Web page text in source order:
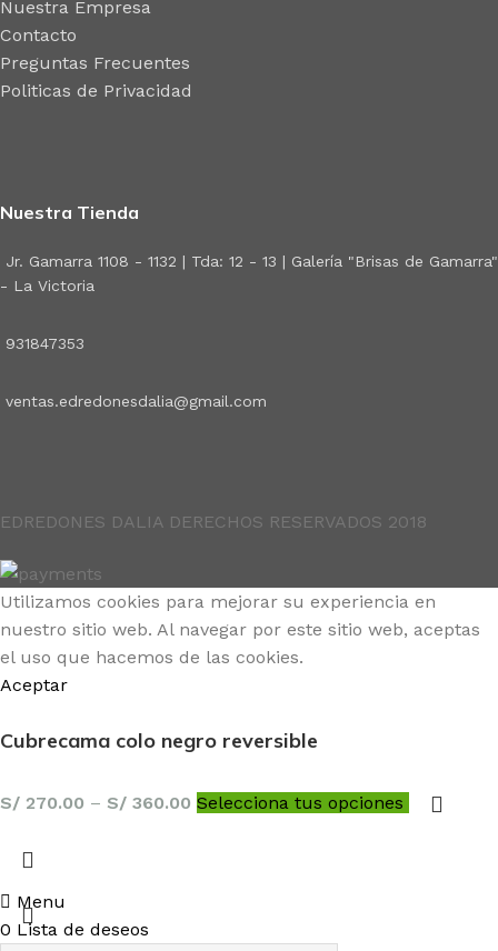
Nuestra Empresa
Contacto
Preguntas Frecuentes
Politicas de Privacidad
Nuestra Tienda
Jr. Gamarra 1108 - 1132 | Tda: 12 - 13 | Galería "Brisas de Gamarra"
- La Victoria
931847353
ventas.edredonesdalia@gmail.com
EDREDONES DALIA DERECHOS RESERVADOS 2018
Utilizamos cookies para mejorar su experiencia en
nuestro sitio web. Al navegar por este sitio web, aceptas
el uso que hacemos de las cookies.
Aceptar
Cubrecama colo negro reversible
S/ 270.00 – S/ 360.00 Selecciona tus opciones
Menu
0 Lista de deseos